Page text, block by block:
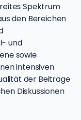
Spektrum
den Bereichen
und
sowie
intensiven
der Beiträge
Diskussionen